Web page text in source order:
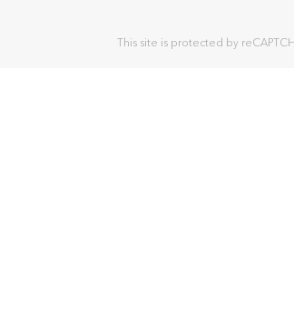
This site is protected by